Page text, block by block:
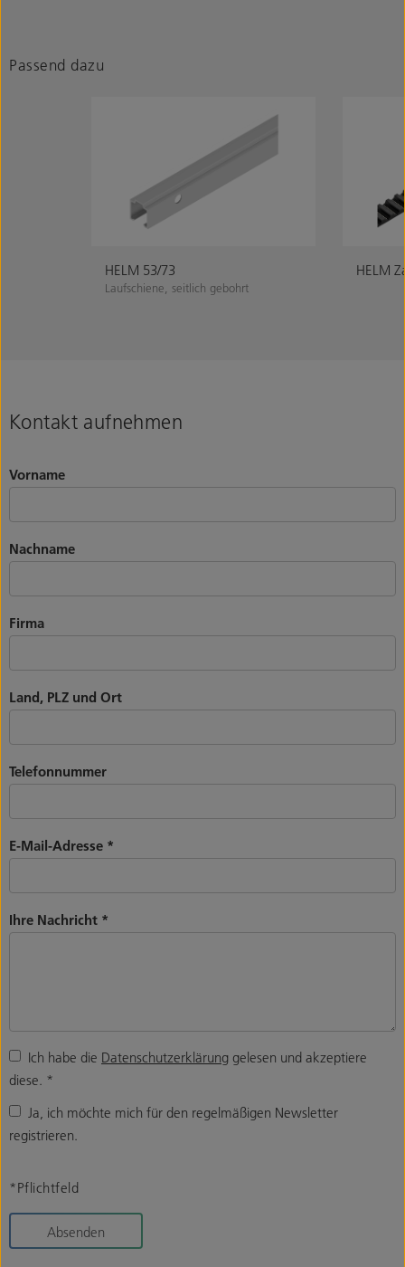
Passend dazu
HELM 53/73
Laufschiene, seitlich gebohrt
HELM
Kontakt aufnehmen
Vorname
Nachname
Firma
Land, PLZ und Ort
Telefonnummer
E-Mail-Adresse *
Ihre Nachricht *
Ich habe die Datenschutzerklärung gelesen und akzeptiere
diese. *
Ja, ich möchte mich für den regelmäßigen Newsletter
registrieren.
*Pflichtfeld
Absenden